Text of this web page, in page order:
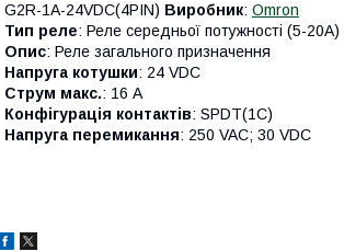
G2R-1A-24VDC(4PIN) Виробник: Omron
Тип реле: Реле середньої потужності (5-20А)
Опис: Реле загального призначення
Напруга котушки: 24 VDC
Струм макс.: 16 A
Конфігурація контактів: SPDT(1C)
Напруга перемикання: 250 VAC; 30 VDC